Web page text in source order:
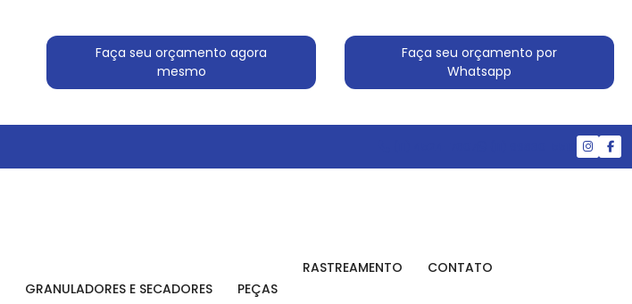
Faça seu orçamento agora
mesmo
Faça seu orçamento por
Whatsapp
GRANULADORES E SECADORES PEÇAS
RASTREAMENTO CONTATO